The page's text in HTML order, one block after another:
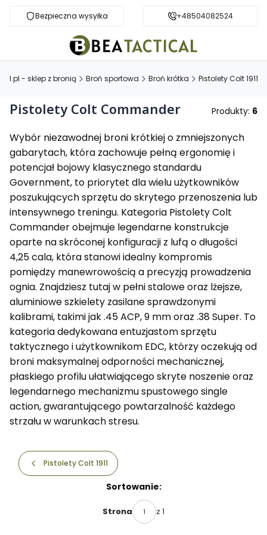
Bezpieczna wysyłka Darmowa dostawa od 999 zł
+48504082524
- sklep z bronią Broń sportowa Broń krótka Pistolety Colt 1911
Pistolety Colt Commander Produkty: 6
Wybór niezawodnej broni krótkiej o zmniejszonych
gabarytach, która zachowuje pełną ergonomię i
potencjał bojowy klasycznego standardu
Government, to priorytet dla wielu użytkowników
poszukujących sprzętu do skrytego przenoszenia lub
intensywnego treningu. Kategoria Pistolety Colt
Commander obejmuje legendarne konstrukcje
oparte na skróconej konfiguracji z lufą o długości
4,25 cala, która stanowi idealny kompromis
pomiędzy manewrowością a precyzją prowadzenia
ognia. Znajdziesz tutaj w pełni stalowe oraz lżejsze,
aluminiowe szkielety zasilane sprawdzonymi
kalibrami, takimi jak .45 ACP, 9 mm oraz .38 Super. To
kategoria dedykowana entuzjastom sprzętu
taktycznego i użytkownikom EDC, którzy oczekują od
broni maksymalnej odporności mechanicznej,
płaskiego profilu ułatwiającego skryte noszenie oraz
legendarnego mechanizmu spustowego single
action, gwarantującego powtarzalność każdego
strzału w warunkach stresu.
Pistolety Colt 1911
Sortowanie:
Strona z 1